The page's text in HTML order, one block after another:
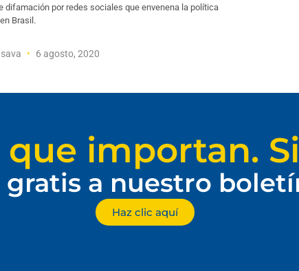
difamación por redes sociales que envenena la política
Brasil.
6 agosto, 2020
que importan.
gratis a nuestro
Haz clic aquí